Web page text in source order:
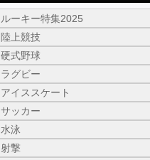
ルーキー特集2025
陸上競技
硬式野球
ラグビー
アイススケート
サッカー
水泳
射撃